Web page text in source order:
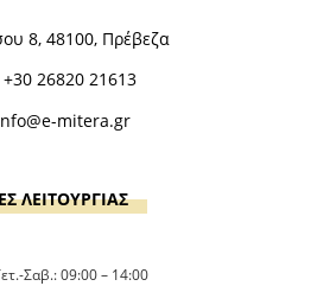
8, 48100, Πρέβεζα
+30 26820 21613
mitera.gr
ΛΕΙΤΟΥΡΓΙΑΣ
Σαβ.: 09:00 – 14:00